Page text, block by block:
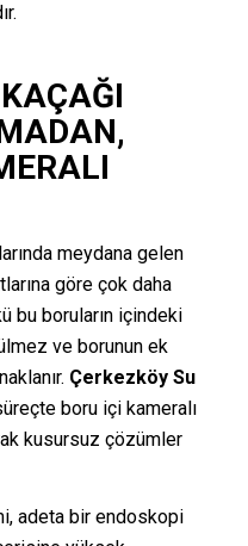
meydana gelen
göre çok daha
bu boruların içindeki
ve borunun ek
Çerkezköy Su
boru içi kameralı
kusursuz çözümler
adeta bir endoskopi